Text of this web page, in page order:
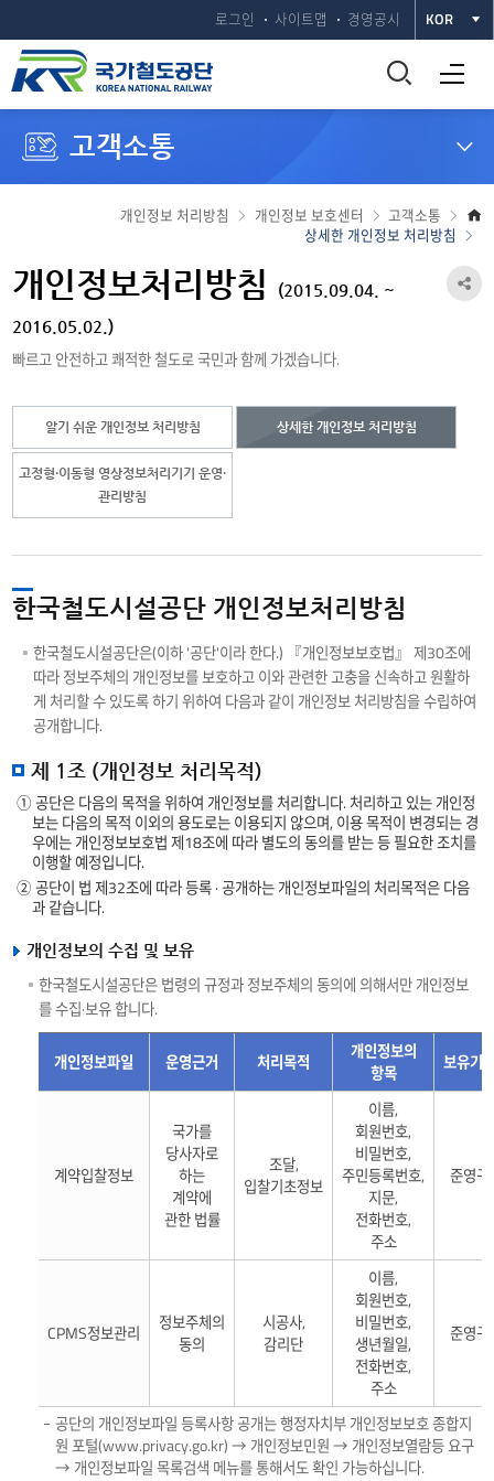
로그인 사이트맵 경영공시 KOR
통
합
색
전체메뉴 열기
고객소통
홈
고객소통
개인정보 보호센터
개인정보 처리방침
상세한 개인정보 처리방침
개인정보처리방침
(2015.09.04. ~
2016.05.02.)
빠르고 안전하고 쾌적한 철도로 국민과 함께 가겠습니다.
공
알기 쉬운 개인정보 처리방침 상세한 개인정보 처리방침
고정형·이동형 영상정보처리기기 운영·
관리방침
한국철도시설공단 개인정보처리방침
한국철도시설공단은(이하 '공단'이라 한다.) 『개인정보보호법』 제30조에
따라 정보주체의 개인정보를 보호하고 이와 관련한 고충을 신속하고 원활하
게 처리할 수 있도록 하기 위하여 다음과 같이 개인정보 처리방침을 수립하여
공개합니다.
제 1조 (개인정보 처리목적)
① 공단은 다음의 목적을 위하여 개인정보를 처리합니다. 처리하고 있는 개인정
보는 다음의 목적 이외의 용도로는 이용되지 않으며, 이용 목적이 변경되는 경
우에는 개인정보보호법 제18조에 따라 별도의 동의를 받는 등 필요한 조치를
이행할 예정입니다.
② 공단이 법 제32조에 따라 등록 · 공개하는 개인정보파일의 처리목적은 다음
과 같습니다.
개인정보의 수집 및 보유
한국철도시설공단은 법령의 규정과 정보주체의 동의에 의해서만 개인정보
를 수집·보유 합니다.
보유
개인정보의
항목,
정보를
제공
개인정보파일 운영근거 처리목적
개인정보의
항목
보유기
계약입찰정보
국가를
당사자로
하는
계약에
관한 법률
조달,
입찰기초정보
이름,
회원번호,
비밀번호,
주민등록번호,
지문,
전화번호,
주소
준영구
CPMS정보관리
정보주체의
동의
시공사,
감리단
이름,
회원번호,
비밀번호,
생년월일,
전화번호,
주소
준영구
공단의 개인정보파일 등록사항 공개는 행정자치부 개인정보보호 종합지
원 포털(www.privacy.go.kr) → 개인정보민원 → 개인정보열람등 요구
→ 개인정보파일 목록검색 메뉴를 통해서도 확인 가능하십니다.